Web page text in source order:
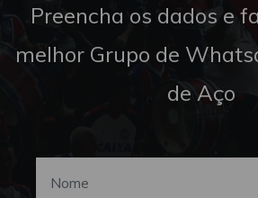
Preencha os dados e
melhor Grupo de
de Aço